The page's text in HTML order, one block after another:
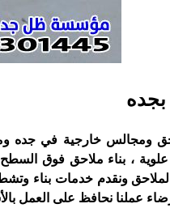
بجده
ومجالس خارجية في جده
، بناء ملاحق فوق
الملاحق ونقدم خدمات بناء
عملنا نحافظ على العمل